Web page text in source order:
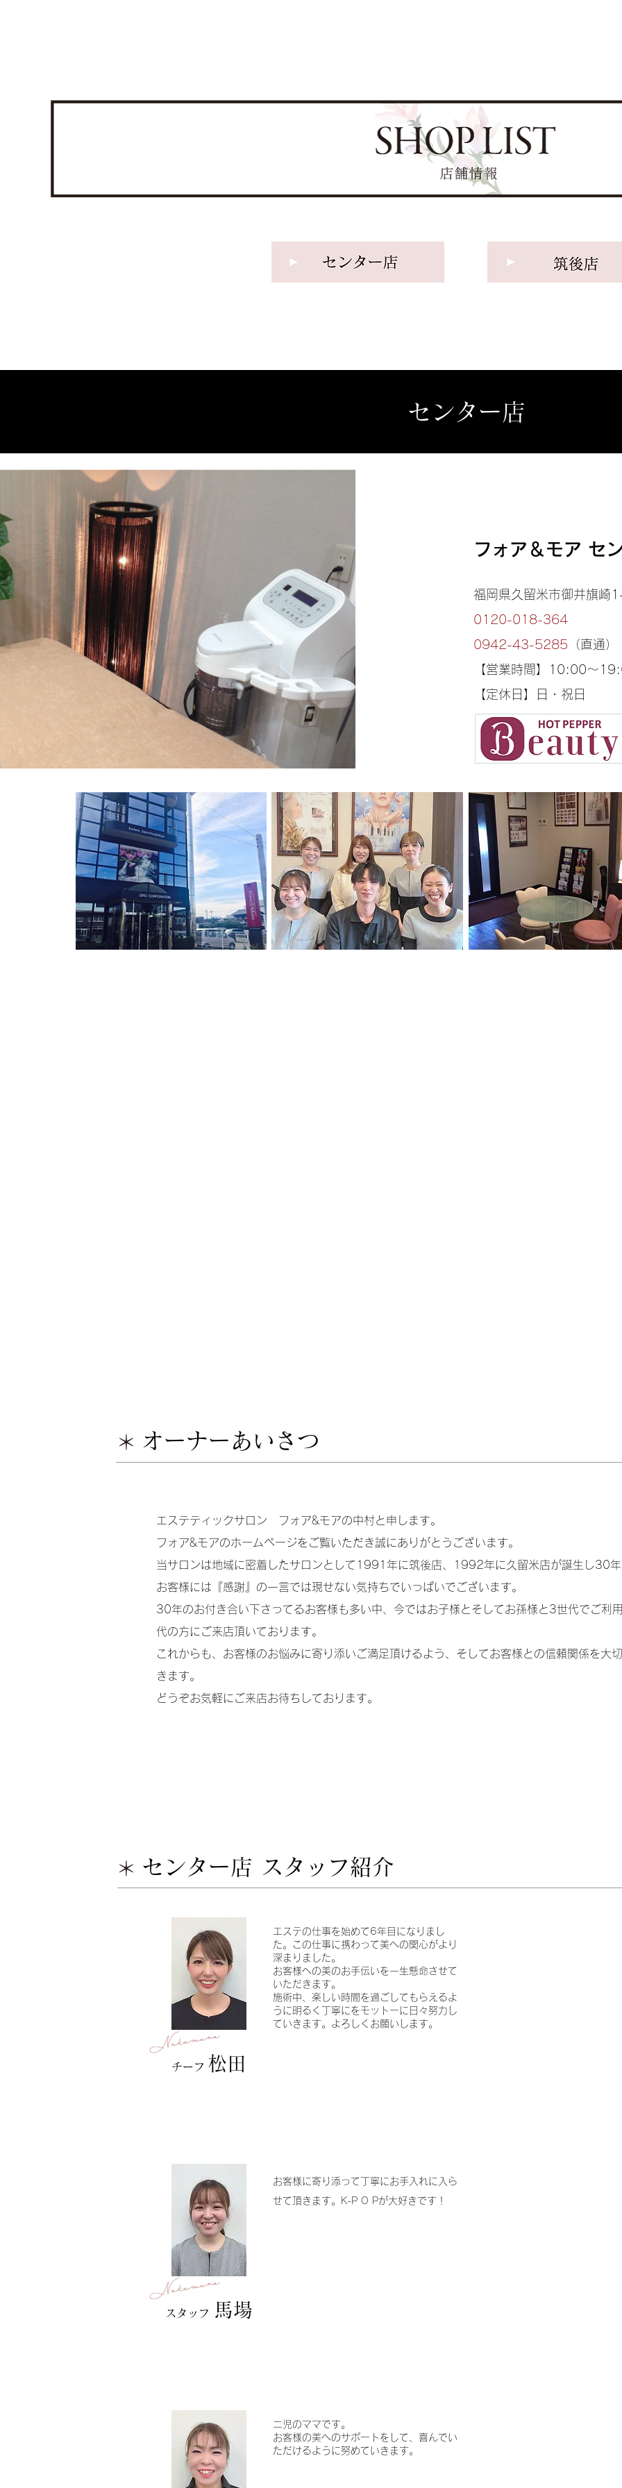
センター店
フォア＆モア セ
福岡県久留米市御井旗崎
0120-018-364
0942-43-5285 （直通）
【営業時間】10:00～
【定休日】日・祝日
オーナーあいさつ
エステティックサロン フォア&モアの中村と申します。
フォア&モアのホームページをご覧いただき誠にありがとうございます。
当サロンは地域に密着したサロンとして1991年に筑後店、1992年に久留米店が誕生し30
お客様には『感謝』の一言では現せない気持ちでいっぱいでございます。
30年のお付き合い下さってるお客様も多い中、今ではお子様とそしてお孫様と3世代でご利
代の方にご来店頂いております。
これからも、お客様のお悩みに寄り添いご満足頂けるよう、そしてお客様との信頼関係を大
きます。
どうぞお気軽にご来店お待ちしております。
センター店 スタッフ紹介
チーフ 松田
エステの仕事を始めて6年目になりまし
た。この仕事に携わって美への関心がより
深まりました。
お客様への美のお手伝いを一生懸命させて
いただきます。
​施術中、楽しい時間を過ごしてもらえるよ
うに明るく丁寧にをモットーに日々努力し
ていきます。よろしくお願いします。
スタッフ 馬場
お客様に寄り添って丁寧にお手入れに入ら
せて頂きます。K-P O Pが大好きです！
二児のママです。
​お客様の美へのサポートをして、喜んでい
ただけるように努めていきます。